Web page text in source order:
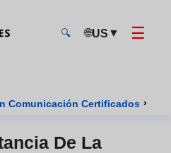
🔍 🌐US ▼ ☰
Comunicación Certificados ›
De La